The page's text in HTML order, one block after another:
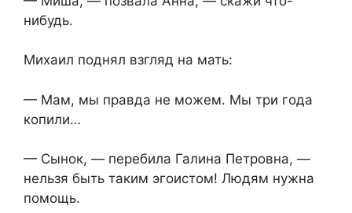
нибудь.
Михаил поднял взгляд на мать:
— Мам, мы правда не можем. Мы три года
копили…
— Сынок, — перебила Галина Петровна, —
нельзя быть таким эгоистом! Людям нужна
помощь.